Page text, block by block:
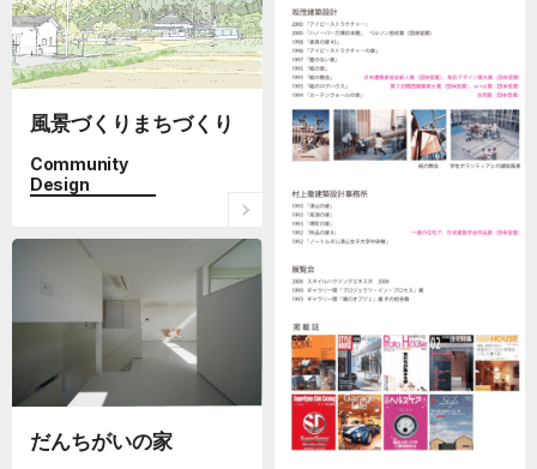
風景づくりまちづくり
Community
Design
だんちがいの家